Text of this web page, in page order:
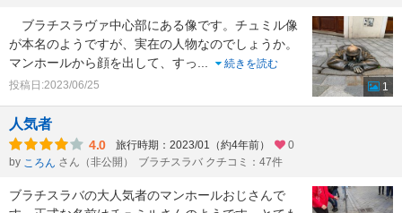
ブラチスラヴァ中心部にある像です。チュミル像
が本名のようですが、実在の人物なのでしょうか。
マンホールから顔を出して、すっ
続きを読む
投稿日:2023/06/25
1
人気者
4.0 旅行時期：2023/01（約4年前）
0
by ころん さん（非公開） ブラチスラバ クチコミ：47件
ブラチスラバの大人気者のマンホールおじさんで